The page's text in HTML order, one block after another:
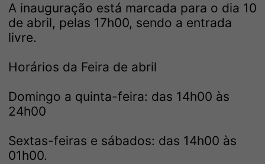
A inauguração está marcada para o dia 10
de abril, pelas 17h00, sendo a entrada
livre.
Horários da Feira de abril
Domingo a quinta-feira: das 14h00 às
24h00
Sextas-feiras e sábados: das 14h00 às
01h00.